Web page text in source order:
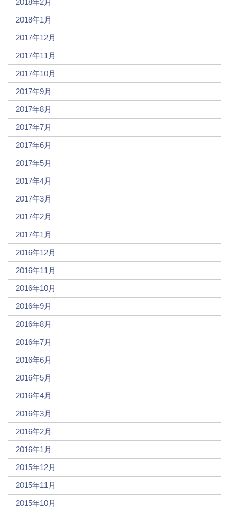
2018年1月
2017年12月
2017年11月
2017年10月
2017年9月
2017年8月
2017年7月
2017年6月
2017年5月
2017年4月
2017年3月
2017年2月
2017年1月
2016年12月
2016年11月
2016年10月
2016年9月
2016年8月
2016年7月
2016年6月
2016年5月
2016年4月
2016年3月
2016年2月
2016年1月
2015年12月
2015年11月
2015年10月